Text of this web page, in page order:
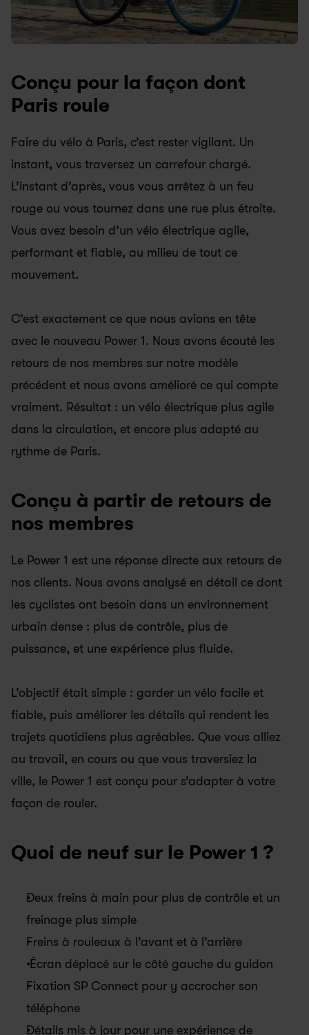
Conçu pour la façon dont
Paris roule
Faire du vélo à Paris, c’est rester vigilant. Un
instant, vous traversez un carrefour chargé.
L’instant d’après, vous vous arrêtez à un feu
rouge ou vous tournez dans une rue plus étroite.
Vous avez besoin d’un vélo électrique agile,
performant et fiable, au milieu de tout ce
mouvement.
C’est exactement ce que nous avions en tête
avec le nouveau Power 1. Nous avons écouté les
retours de nos membres sur notre modèle
précédent et nous avons amélioré ce qui compte
vraiment. Résultat : un vélo électrique plus agile
dans la circulation, et encore plus adapté au
rythme de Paris.
Conçu à partir de retours de
nos membres
Le Power 1 est une réponse directe aux retours de
nos clients. Nous avons analysé en détail ce dont
les cyclistes ont besoin dans un environnement
urbain dense : plus de contrôle, plus de
puissance, et une expérience plus fluide.
L’objectif était simple : garder un vélo facile et
fiable, puis améliorer les détails qui rendent les
trajets quotidiens plus agréables. Que vous alliez
au travail, en cours ou que vous traversiez la
ville, le Power 1 est conçu pour s’adapter à votre
façon de rouler.
Quoi de neuf sur le Power 1 ?
Deux freins à main pour plus de contrôle et un
freinage plus simple
Freins à rouleaux à l’avant et à l’arrière
Écran déplacé sur le côté gauche du guidon
Fixation SP Connect pour y accrocher son
téléphone
Détails mis à jour pour une expérience de